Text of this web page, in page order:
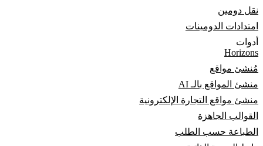
نقل دومين
امتدادات الدومينات
أدوات
Horizons
مُنشئ مواقع
منشئ المواقع بالـ AI
منشئ مواقع التجارة الإلكترونية
القوالب الجاهزة
الطباعة حسب الطلب